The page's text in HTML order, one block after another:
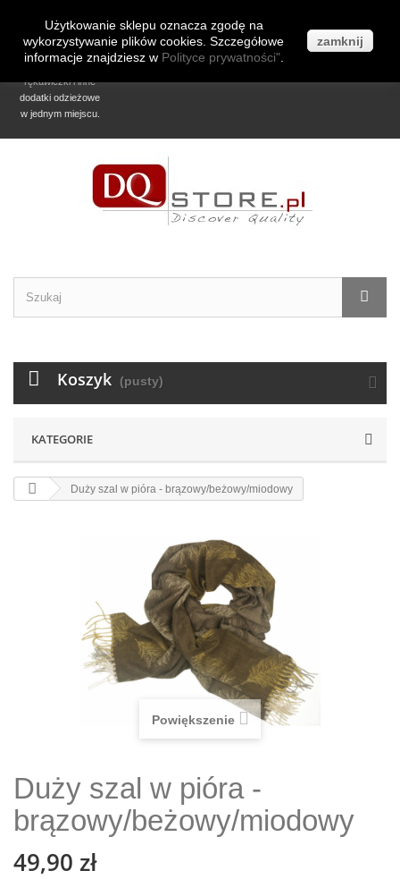
Zaloguj się
Kontakt z nami
Darmowa
dostawa już od
70zł!
Czapki, szaliki,
kominy, chusty,
komplety,
rękawiczki i inne
dodatki odzieżowe
w jednym miejscu.
Koszyk (pusty)
KATEGORIE
Duży szal w pióra - brązowy/beżowy/miodowy
Powiększenie
Duży szal w pióra -
brązowy/beżowy/miodowy
49,90 zł
Użytkowanie sklepu oznacza zgodę na
wykorzystywanie plików cookies. Szczegółowe
informacje znajdziesz w Polityce prywatności".
zamknij